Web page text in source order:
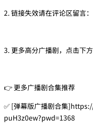
2. 链接失效请在评论区留言
3. 更多高分广播剧，点击下
👉 更多广播剧合集推荐
✅ [弹幕版广播剧合集
puH3z0ew?pwd=1368